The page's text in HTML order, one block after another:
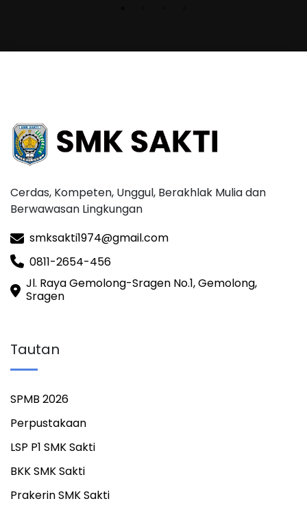
Cerdas, Kompeten, Unggul, Berakhlak Mulia dan
Berwawasan Lingkungan
smksakti1974@gmail.com
0811-2654-456
Jl. Raya Gemolong-Sragen No.1, Gemolong,
Sragen
Tautan
SPMB 2026
Perpustakaan
LSP P1 SMK Sakti
BKK SMK Sakti
Prakerin SMK Sakti